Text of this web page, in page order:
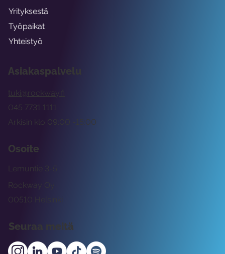
Asiakaspalvelu
tuki@rockway.fi
Arkisin klo 09:00 -15:00
045 7731 1111
Osoite
Rockway Oy
Lemuntie 3-5
00510 Helsinki
Seuraa meitä
Yrityksestä
Työpaikat
Yhteistyö